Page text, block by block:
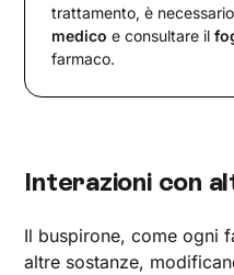
trattamento, è
medico e consultare il
farmaco.
Interazioni con
Il buspirone, come ogni
altre sostanze,